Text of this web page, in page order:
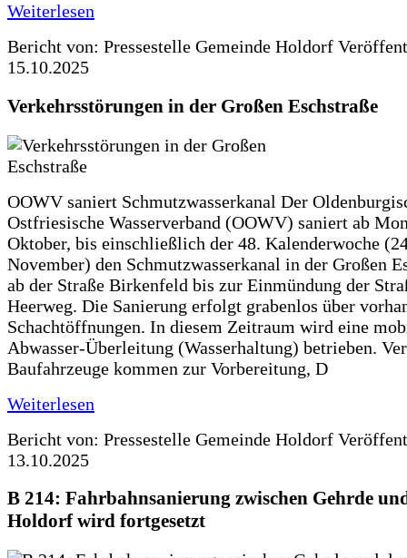
Weiterlesen
Bericht von: Pressestelle Gemeinde Holdorf
15.10.2025
Verkehrsstörungen in der Großen Eschstraße
OOWV saniert Schmutzwasserkanal Der
Ostfriesische Wasserverband (OOWV) saniert ab
Oktober, bis einschließlich der 48. Kalenderwoche
November) den Schmutzwasserkanal in der Großen
ab der Straße Birkenfeld bis zur Einmündung der
Heerweg. Die Sanierung erfolgt grabenlos über
Schachtöffnungen. In diesem Zeitraum wird eine
Abwasser-Überleitung (Wasserhaltung) betrieben.
Baufahrzeuge kommen zur Vorbereitung, D
Weiterlesen
Bericht von: Pressestelle Gemeinde Holdorf
13.10.2025
B 214: Fahrbahnsanierung zwischen Gehrde
Holdorf wird fortgesetzt